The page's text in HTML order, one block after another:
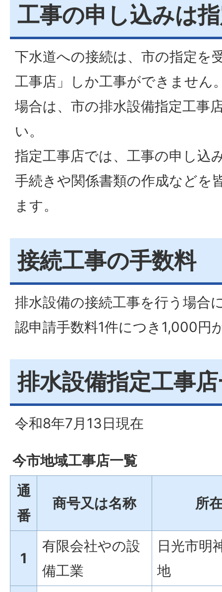
工事の申し込みは
下水道への接続は、市の指定を
工事店」しか工事ができません
場合は、市の排水設備指定工事
い。
指定工事店では、工事の申し込
手続きや関係書類の作成などを
ます。
接続工事の手数料
排水設備の接続工事を行う場合
認申請手数料1件につき1,000円
排水設備指定工事
令和8年7月13日現在
今市地域工事店一覧
通
番
商号又は名称 所
1
有限会社やの設
備工業
日光市明
地